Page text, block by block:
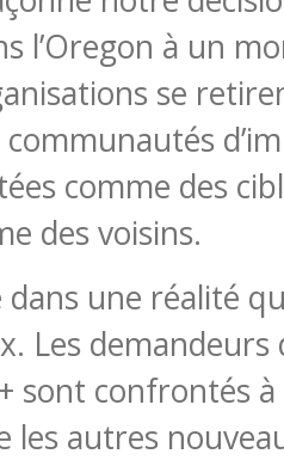
l’Oregon à un
se
comme des
des voisins.
dans une réalité
Les demandeurs
sont confrontés
les autres